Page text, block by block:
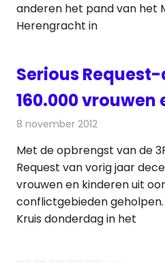
anderen het pand van het
Herengracht in
Serious
160.000 vrouwen
8 november 2012
Met de opbrengst van de
Request van vorig jaar
vrouwen en kinderen uit
conflictgebieden
Kruis donderdag in het